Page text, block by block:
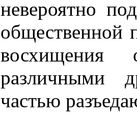
невероятно
общественной
восхищения
различными
частью